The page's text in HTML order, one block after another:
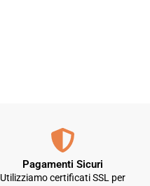
Pagamenti Sicuri
Utilizziamo certificati SSL per